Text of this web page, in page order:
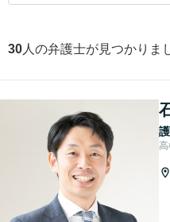
30 人の弁護士が見つかりま